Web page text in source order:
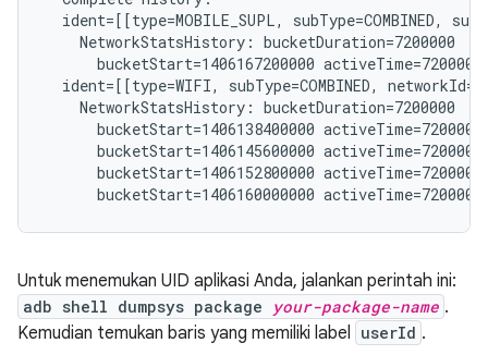
ident=[[type=MOBILE_SUPL, subType=COMBINED,
    NetworkStatsHistory: bucketDuration=7200000
bucketStart=1406167200000
ident=[[type=WIFI, subType=COMBINED,
    NetworkStatsHistory: bucketDuration=7200000
bucketStart=1406138400000
bucketStart=1406145600000
bucketStart=1406152800000
Untuk menemukan UID aplikasi Anda, jalankan perintah ini:
adb shell dumpsys package your-package-name .
Kemudian temukan baris yang memiliki label userId .